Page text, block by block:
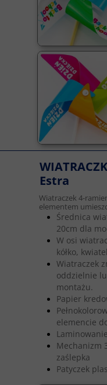
Wiatraczek 4-
elementem
Średnica
20cm dla
W osi
kółko,
Wiatraczek
oddzielnie
montażu.
Papier
elemencie
Mechanizm
zaślepka
Patyczek
Estra